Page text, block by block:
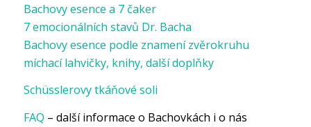
Bachovy esence a 7 čaker
7 emocionálních stavů Dr. Bacha
Bachovy esence podle znamení zvěrokruhu
míchací lahvičky, knihy, další doplňky
Schüsslerovy tkáňové soli
FAQ – další informace o Bachovkách i o nás